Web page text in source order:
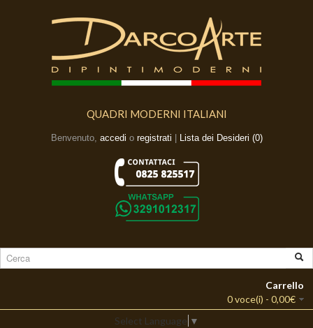
QUADRI MODERNI ITALIANI
Benvenuto, accedi o registrati Lista dei Desideri (0)
Carrello
0 voce(i) - 0,00€
Select Language ▼